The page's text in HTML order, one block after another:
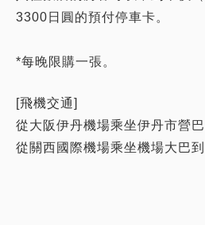
3300日圓的預付停車卡。
*每晚限購一張。
[飛機交通]
從大阪伊丹機場乘坐伊丹市營
從關西國際機場乘坐機場大巴